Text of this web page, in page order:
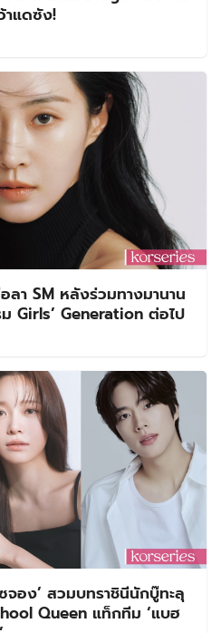
แดซัง!
ลา SM หลังร่วมทางมานาน
Girls’ Generation ต่อไป
อง’ สวมบทราชินีนักบู๊ทะลุ
Queen แท็กทีม ‘แบฮ